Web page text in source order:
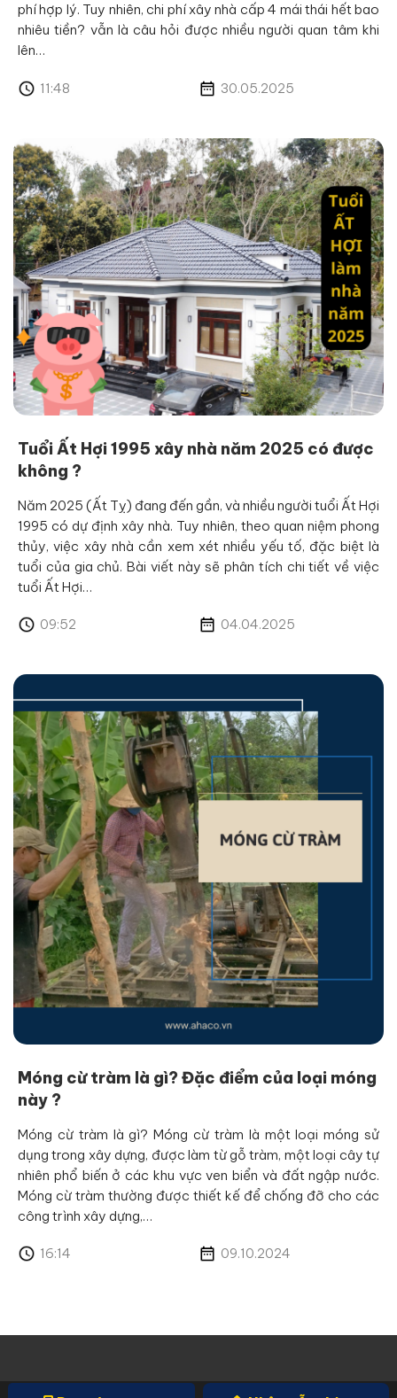
phí hợp lý. Tuy nhiên, chi phí xây nhà cấp 4 mái thái hết bao
nhiêu tiền? vẫn là câu hỏi được nhiều người quan tâm khi
lên…
11:48 30.05.2025
Tuổi Ất Hợi 1995 xây nhà năm 2025 có được
không ?
Năm 2025 (Ất Tỵ) đang đến gần, và nhiều người tuổi Ất Hợi
1995 có dự định xây nhà. Tuy nhiên, theo quan niệm phong
thủy, việc xây nhà cần xem xét nhiều yếu tố, đặc biệt là
tuổi của gia chủ. Bài viết này sẽ phân tích chi tiết về việc
tuổi Ất Hợi…
09:52 04.04.2025
Móng cừ tràm là gì? Đặc điểm của loại móng
này ?
Móng cừ tràm là gì? Móng cừ tràm là một loại móng sử
dụng trong xây dựng, được làm từ gỗ tràm, một loại cây tự
nhiên phổ biến ở các khu vực ven biển và đất ngập nước.
Móng cừ tràm thường được thiết kế để chống đỡ cho các
công trình xây dựng,…
16:14 09.10.2024